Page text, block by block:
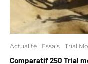
Actualité Essais Trial
Comparatif 250 Trial